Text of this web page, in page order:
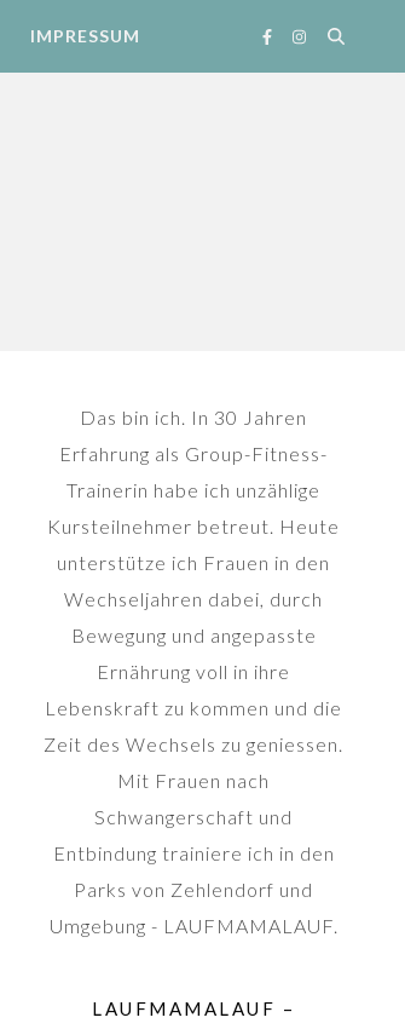
IMPRESSUM
Das bin ich. In 30 Jahren
Erfahrung als Group-Fitness-
Trainerin habe ich unzählige
Kursteilnehmer betreut. Heute
unterstütze ich Frauen in den
Wechseljahren dabei, durch
Bewegung und angepasste
Ernährung voll in ihre
Lebenskraft zu kommen und die
Zeit des Wechsels zu geniessen.
Mit Frauen nach
Schwangerschaft und
Entbindung trainiere ich in den
Parks von Zehlendorf und
Umgebung - LAUFMAMALAUF.
LAUFMAMALAUF –